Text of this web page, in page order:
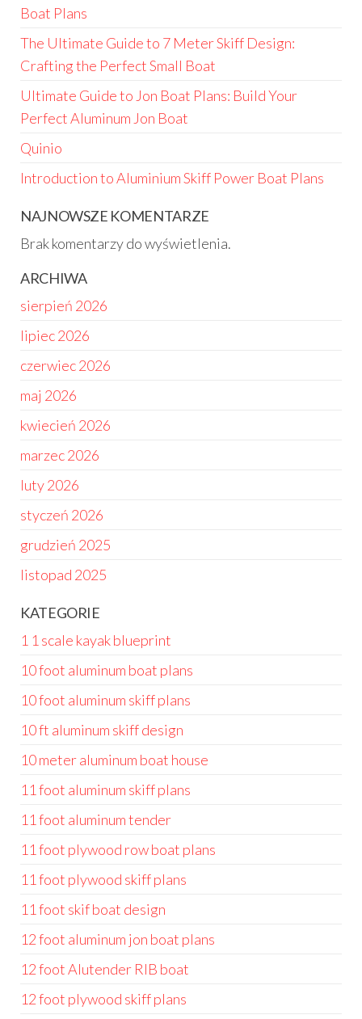
Boat Plans
The Ultimate Guide to 7 Meter Skiff Design:
Crafting the Perfect Small Boat
Ultimate Guide to Jon Boat Plans: Build Your
Perfect Aluminum Jon Boat
Quinio
Introduction to Aluminium Skiff Power Boat Plans
NAJNOWSZE KOMENTARZE
Brak komentarzy do wyświetlenia.
ARCHIWA
sierpień 2026
lipiec 2026
czerwiec 2026
maj 2026
kwiecień 2026
marzec 2026
luty 2026
styczeń 2026
grudzień 2025
listopad 2025
KATEGORIE
1 1 scale kayak blueprint
10 foot aluminum boat plans
10 foot aluminum skiff plans
10 ft aluminum skiff design
10 meter aluminum boat house
11 foot aluminum skiff plans
11 foot aluminum tender
11 foot plywood row boat plans
11 foot plywood skiff plans
11 foot skif boat design
12 foot aluminum jon boat plans
12 foot Alutender RIB boat
12 foot plywood skiff plans